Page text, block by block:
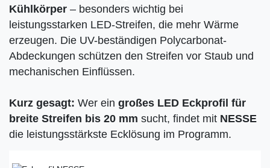
Kühlkörper – besonders wichtig bei
leistungsstarken LED-Streifen, die mehr Wärme
erzeugen. Die UV-beständigen Polycarbonat-
Abdeckungen schützen den Streifen vor Staub und
mechanischen Einflüssen.
Kurz gesagt: Wer ein großes LED Eckprofil für
breite Streifen bis 20 mm sucht, findet mit NESSE
die leistungsstärkste Ecklösung im Programm.